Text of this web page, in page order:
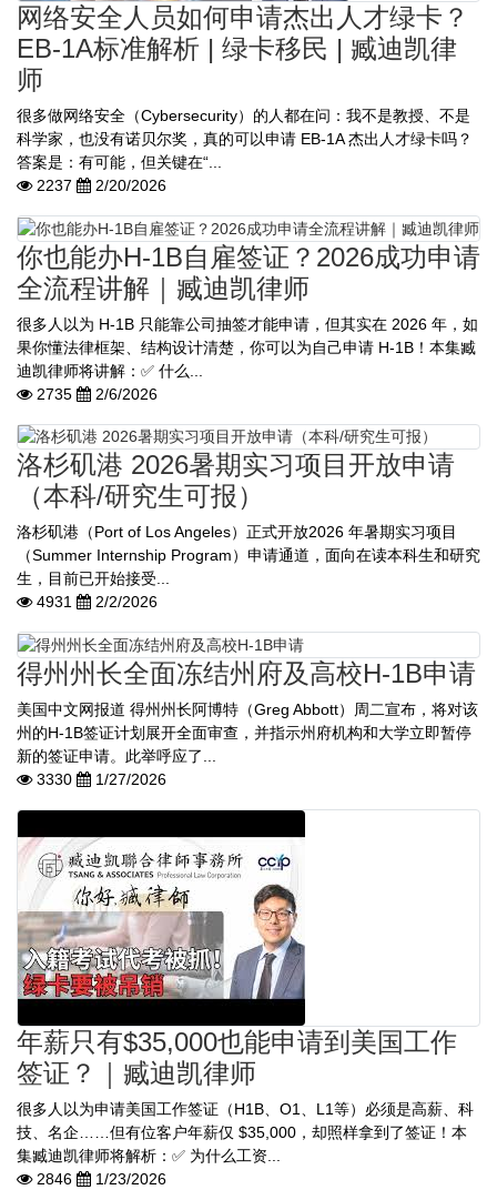
网络安全人员如何申请杰出人才绿卡？
EB-1A标准解析 | 绿卡移民 | 臧迪凯律
师
很多做网络安全（Cybersecurity）的人都在问：我不是教授、不是
科学家，也没有诺贝尔奖，真的可以申请 EB-1A 杰出人才绿卡吗？
答案是：有可能，但关键在“...
2237
2/20/2026
你也能办H-1B自雇签证？2026成功申请
全流程讲解｜臧迪凯律师
很多人以为 H-1B 只能靠公司抽签才能申请，但其实在 2026 年，如
果你懂法律框架、结构设计清楚，你可以为自己申请 H-1B！本集臧
迪凯律师将讲解：✅ 什么...
2735
2/6/2026
洛杉矶港 2026暑期实习项目开放申请
（本科/研究生可报）
洛杉矶港（Port of Los Angeles）正式开放2026 年暑期实习项目
（Summer Internship Program）申请通道，面向在读本科生和研究
生，目前已开始接受...
4931
2/2/2026
得州州长全面冻结州府及高校H-1B申请
美国中文网报道 得州州长阿博特（Greg Abbott）周二宣布，将对该
州的H-1B签证计划展开全面审查，并指示州府机构和大学立即暂停
新的签证申请。此举呼应了...
3330
1/27/2026
年薪只有$35,000也能申请到美国工作
签证？｜臧迪凯律师
很多人以为申请美国工作签证（H1B、O1、L1等）必须是高薪、科
技、名企……但有位客户年薪仅 $35,000，却照样拿到了签证！本
集臧迪凯律师将解析：✅ 为什么工资...
2846
1/23/2026